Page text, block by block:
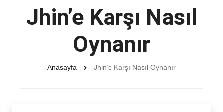
Jhin’e Karşı Nasıl
Oynanır
Anasayfa Jhin’e Karşı Nasıl Oynanır